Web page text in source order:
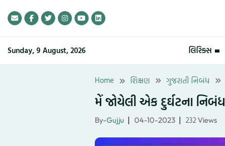
Sunday, 9 August, 2026 લિરિક્સ
Home શિક્ષણ ગુજરાતી નિબંધ
મેં જોયેલી એક દુર્ઘટના નિબંધ
By-Gujju 04-10-2023 232Views